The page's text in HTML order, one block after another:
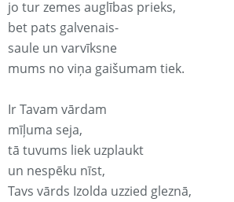
jo tur zemes auglības prieks,
bet pats galvenais-
saule un varvīksne
mums no viņa gaišumam tiek.
Ir Tavam vārdam
mīļuma seja,
tā tuvums liek uzplaukt
un nespēku nīst,
Tavs vārds Izolda uzzied gleznā,